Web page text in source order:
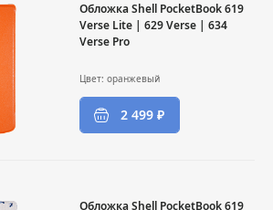
Обложка Shell PocketBook 619
Verse Lite | 629 Verse | 634
Verse Pro
Цвет: оранжевый
2 499 ₽
Обложка Shell PocketBook 619